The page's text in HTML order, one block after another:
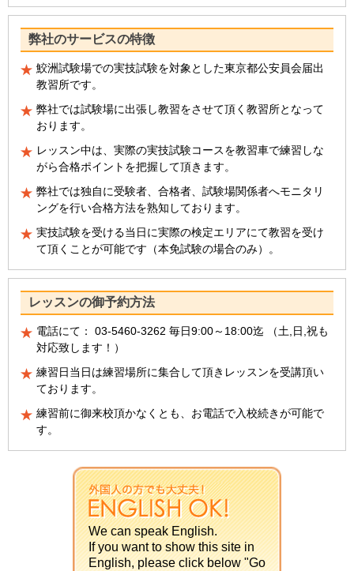
弊社のサービスの特徴
鮫洲試験場での実技試験を対象とした東京都公安員会届出
教習所です。
弊社では試験場に出張し教習をさせて頂く教習所となって
おります。
レッスン中は、実際の実技試験コースを教習車で練習しな
がら合格ポイントを把握して頂きます。
弊社では独自に受験者、合格者、試験場関係者へモニタリ
ングを行い合格方法を熟知しております。
実技試験を受ける当日に実際の検定エリアにて教習を受け
て頂くことが可能です（本免試験の場合のみ）。
レッスンの御予約方法
電話にて： 03-5460-3262 毎日9:00～18:00迄 （土,日,祝も
対応致します！）
練習日当日は練習場所に集合して頂きレッスンを受講頂い
ております。
練習前に御来校頂かなくとも、お電話で入校続きが可能で
す。
We can speak English.
If you want to show this site in
English, please click below "Go